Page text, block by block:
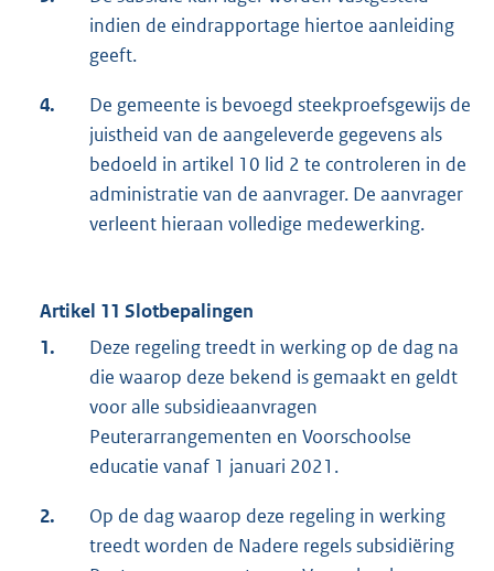
indien de eindrapportage hiertoe aanleiding
geeft.
4.
De gemeente is bevoegd steekproefsgewijs de
juistheid van de aangeleverde gegevens als
bedoeld in artikel 10 lid 2 te controleren in de
administratie van de aanvrager. De aanvrager
verleent hieraan volledige medewerking.
Artikel 11 Slotbepalingen
1.
Deze regeling treedt in werking op de dag na
die waarop deze bekend is gemaakt en geldt
voor alle subsidieaanvragen
Peuterarrangementen en Voorschoolse
educatie vanaf 1 januari 2021.
2.
Op de dag waarop deze regeling in werking
treedt worden de Nadere regels subsidiëring